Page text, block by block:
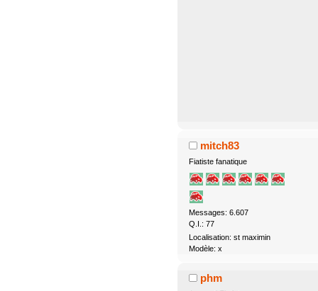
mitch83
Fiatiste fanatique
Messages: 6.607
Q.I.: 77
Localisation: st maximin
Modèle: x
phm